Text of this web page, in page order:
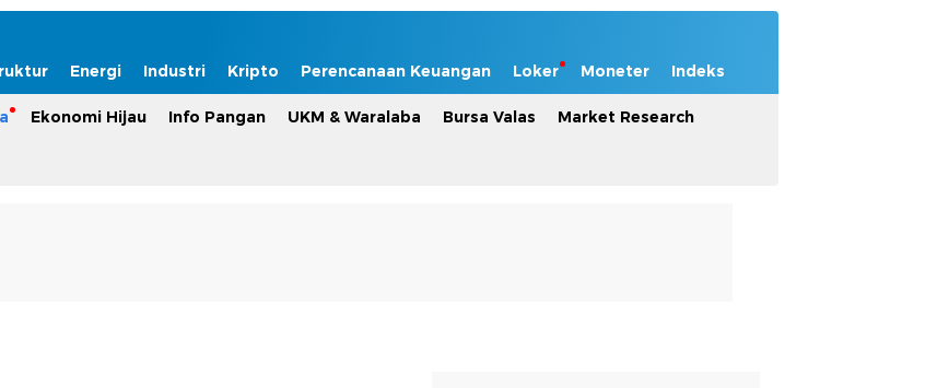
Energi Industri Kripto Perencanaan Keuangan Loker Moneter Indeks
Ekonomi Hijau Info Pangan UKM & Waralaba Bursa Valas Market Research